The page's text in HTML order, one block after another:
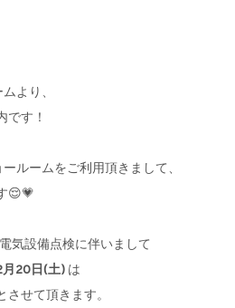
より、
です！
ルームをご利用頂きまして、
😌💗
気設備点検に伴いまして
月20日(土) は
せて頂きます。